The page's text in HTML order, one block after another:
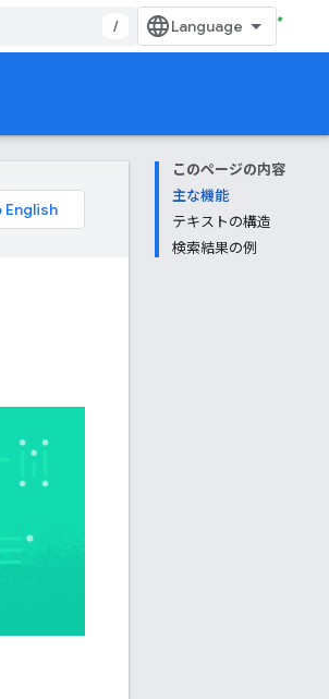
/
このページの内容
主な機能
テキストの構造
検索結果の例